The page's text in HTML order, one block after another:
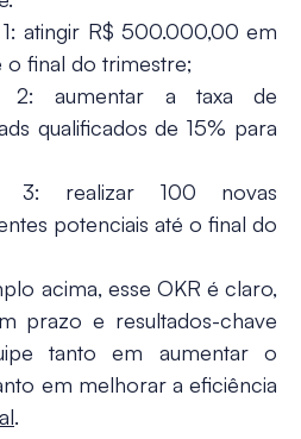
1: atingir R$ 500.000,00 em
o final do trimestre;
2: aumentar a taxa de
qualificados de 15% para
3: realizar 100 novas
potenciais até o final do
acima, esse OKR é claro,
prazo e resultados-chave
tanto em aumentar o
em melhorar a eficiência
​.